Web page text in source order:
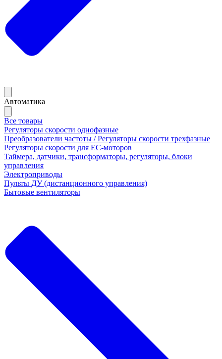
Автоматика
Все товары
Регуляторы скорости однофазные
Преобразователи частоты / Регуляторы скорости трехфазные
Регуляторы скорости для ЕС-моторов
Таймера, датчики, трансформаторы, регуляторы, блоки
управления
Электроприводы
Пульты ДУ (дистанционного управления)
Бытовые вентиляторы